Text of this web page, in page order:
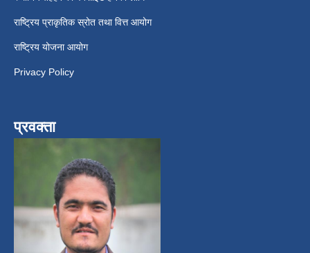
राष्ट्रिय प्राकृतिक स्रोत तथा वित्त आयोग
राष्ट्रिय योजना आयोग
Privacy Policy
प्रवक्ता